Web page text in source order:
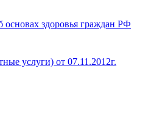
основах здоровья граждан РФ
услуги) от 07.11.2012г.